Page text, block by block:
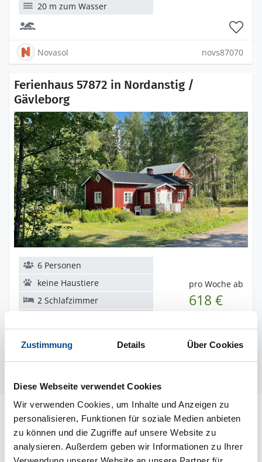
Zustimmung Details Über Cookies
Diese Webseite verwendet Cookies
Wir verwenden Cookies, um Inhalte und Anzeigen zu
personalisieren, Funktionen für soziale Medien anbieten
zu können und die Zugriffe auf unsere Website zu
analysieren. Außerdem geben wir Informationen zu Ihrer
20 m zum Wasser
Novasol novs87070
Ferienhaus 57872 in Nordanstig /
Gävleborg
pro Woche ab
618 €
6 Personen
keine Haustiere
2 Schlafzimmer
DanCenter dnc57872